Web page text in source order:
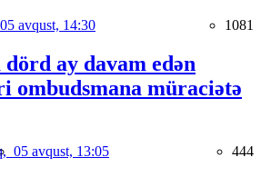
05 avqust, 14:30 1081
dörd ay davam edən
ombudsmana müraciətə
05 avqust, 13:05 444